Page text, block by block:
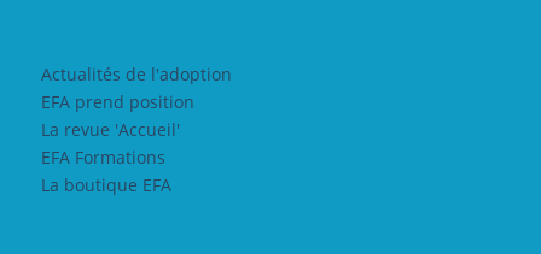
Actualités de l'adoption
EFA prend position
La revue 'Accueil'
EFA Formations
La boutique EFA